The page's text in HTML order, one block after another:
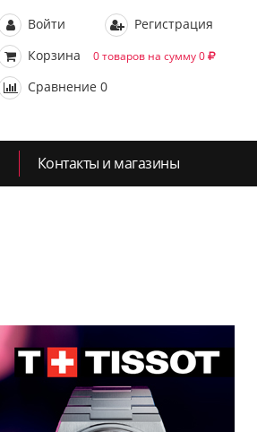
Войти
Регистрация
Корзина
0 товаров на сумму 0
Сравнение 0
Контакты и магазины